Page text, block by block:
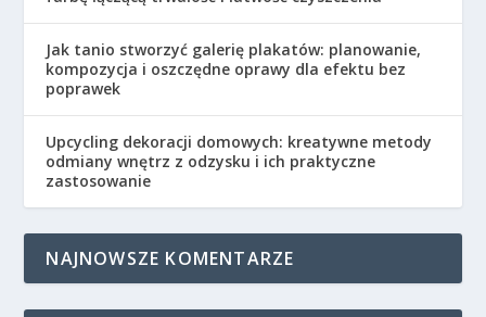
Jak tanio stworzyć galerię plakatów: planowanie,
kompozycja i oszczędne oprawy dla efektu bez
poprawek
Upcycling dekoracji domowych: kreatywne metody
odmiany wnętrz z odzysku i ich praktyczne
zastosowanie
NAJNOWSZE KOMENTARZE